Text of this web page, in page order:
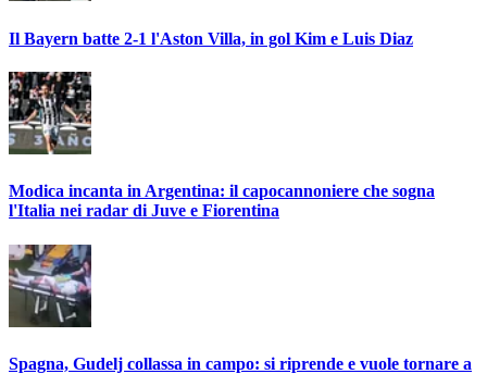
Il Bayern batte 2-1 l'Aston Villa, in gol Kim e Luis Diaz
Modica incanta in Argentina: il capocannoniere che sogna
l'Italia nei radar di Juve e Fiorentina
Spagna, Gudelj collassa in campo: si riprende e vuole tornare a